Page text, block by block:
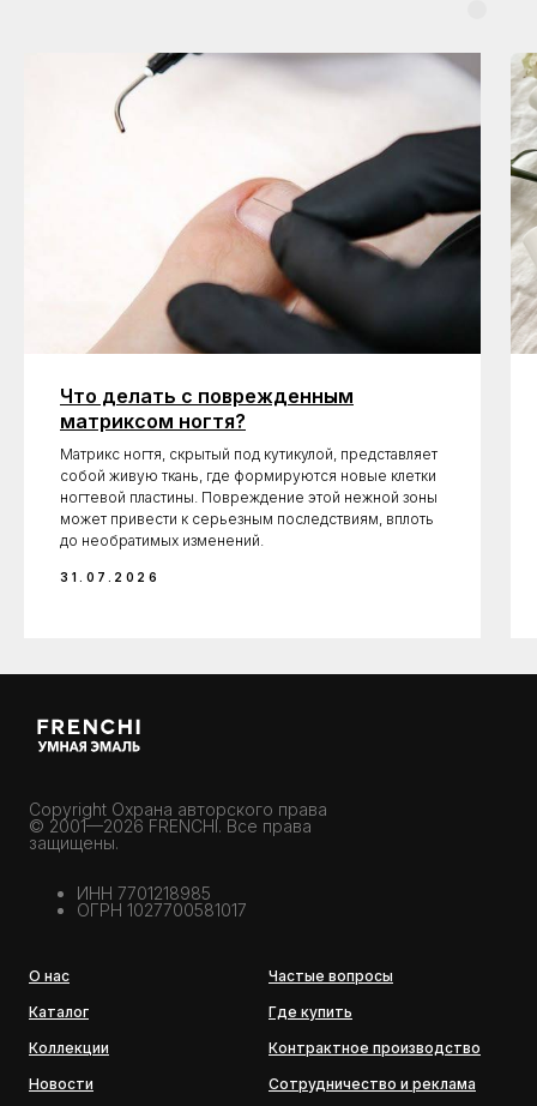
Что делать с поврежденным
матриксом ногтя?
Матрикс ногтя, скрытый под кутикулой, представляет
собой живую ткань, где формируются новые клетки
ногтевой пластины. Повреждение этой нежной зоны
может привести к серьезным последствиям, вплоть
до необратимых изменений.
31.07.2026
Copyright Охрана авторского права
© 2001—2026 FRENCHI. Все права
защищены.
ИНН 7701218985
ОГРН 1027700581017
О нас
Каталог
Коллекции
Новости
Частые вопросы
Где купить
Контрактное производство
Сотрудничество и реклама